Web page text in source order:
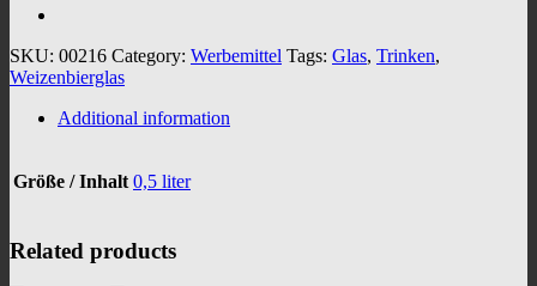
SKU: 00216 Category: Werbemittel Tags: Glas, Trinken,
Weizenbierglas
Additional information
Größe / Inhalt 0,5 liter
Related products